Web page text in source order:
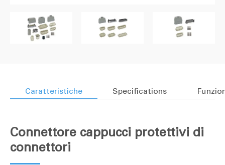
Caratteristiche Specifications
Connettore cappucci protettivi di
connettori